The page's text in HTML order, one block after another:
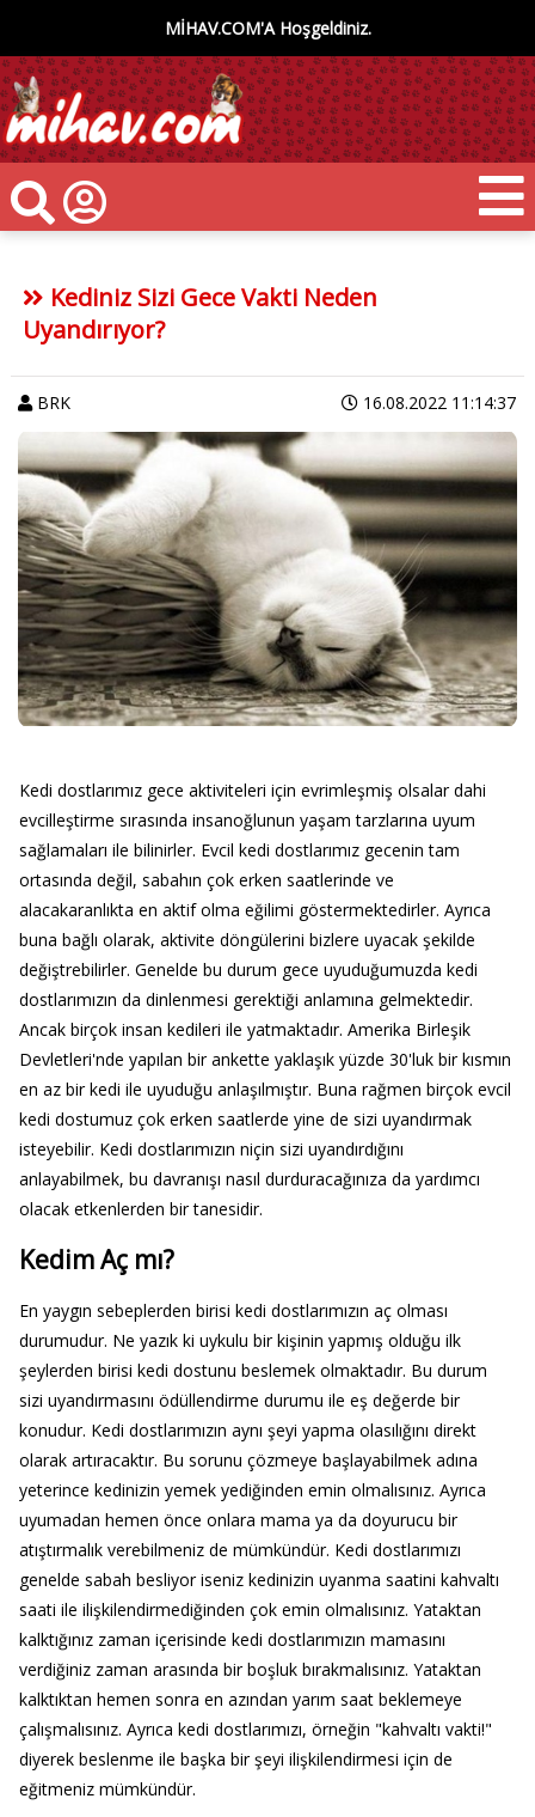
MİHAV.COM'A Hoşgeldiniz.
Kediniz Sizi Gece Vakti Neden
Uyandırıyor?
BRK 16.08.2022 11:14:37
Kedi dostlarımız gece aktiviteleri için evrimleşmiş olsalar dahi
evcilleştirme sırasında insanoğlunun yaşam tarzlarına uyum
sağlamaları ile bilinirler. Evcil kedi dostlarımız gecenin tam
ortasında değil, sabahın çok erken saatlerinde ve
alacakaranlıkta en aktif olma eğilimi göstermektedirler. Ayrıca
buna bağlı olarak, aktivite döngülerini bizlere uyacak şekilde
değiştrebilirler. Genelde bu durum gece uyuduğumuzda kedi
dostlarımızın da dinlenmesi gerektiği anlamına gelmektedir.
Ancak birçok insan kedileri ile yatmaktadır. Amerika Birleşik
Devletleri'nde yapılan bir ankette yaklaşık yüzde 30'luk bir kısmın
en az bir kedi ile uyuduğu anlaşılmıştır. Buna rağmen birçok evcil
kedi dostumuz çok erken saatlerde yine de sizi uyandırmak
isteyebilir. Kedi dostlarımızın niçin sizi uyandırdığını
anlayabilmek, bu davranışı nasıl durduracağınıza da yardımcı
olacak etkenlerden bir tanesidir.
Kedim Aç mı?
En yaygın sebeplerden birisi kedi dostlarımızın aç olması
durumudur. Ne yazık ki uykulu bir kişinin yapmış olduğu ilk
şeylerden birisi kedi dostunu beslemek olmaktadır. Bu durum
sizi uyandırmasını ödüllendirme durumu ile eş değerde bir
konudur. Kedi dostlarımızın aynı şeyi yapma olasılığını direkt
olarak artıracaktır. Bu sorunu çözmeye başlayabilmek adına
yeterince kedinizin yemek yediğinden emin olmalısınız. Ayrıca
uyumadan hemen önce onlara mama ya da doyurucu bir
atıştırmalık verebilmeniz de mümkündür. Kedi dostlarımızı
genelde sabah besliyor iseniz kedinizin uyanma saatini kahvaltı
saati ile ilişkilendirmediğinden çok emin olmalısınız. Yataktan
kalktığınız zaman içerisinde kedi dostlarımızın mamasını
verdiğiniz zaman arasında bir boşluk bırakmalısınız. Yataktan
kalktıktan hemen sonra en azından yarım saat beklemeye
çalışmalısınız. Ayrıca kedi dostlarımızı, örneğin "kahvaltı vakti!"
diyerek beslenme ile başka bir şeyi ilişkilendirmesi için de
eğitmeniz mümkündür.